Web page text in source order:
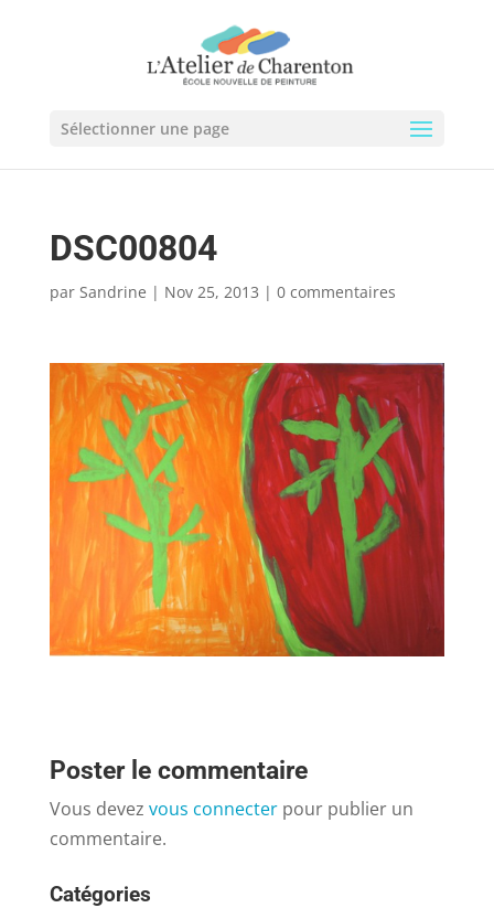
Sélectionner une page
DSC00804
par Sandrine | Nov 25, 2013 | 0 commentaires
Poster le commentaire
Vous devez vous connecterpour publier un
commentaire.
Catégories